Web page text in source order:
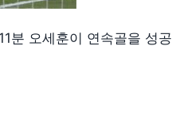
분 오세훈이 연속골을 성공